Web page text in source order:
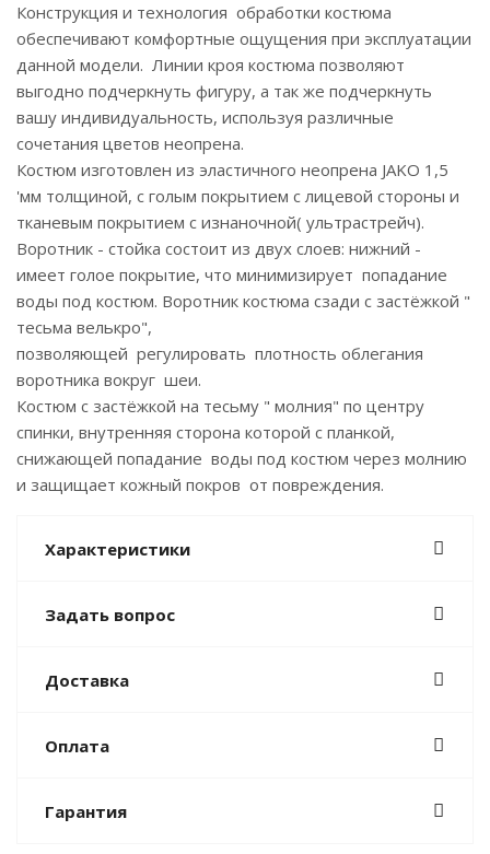
Конструкция и технология обработки костюма
обеспечивают комфортные ощущения при эксплуатации
данной модели. Линии кроя костюма позволяют
выгодно подчеркнуть фигуру, а так же подчеркнуть
вашу индивидуальность, используя различные
сочетания цветов неопрена.
Костюм изготовлен из эластичного неопрена JAKO 1,5
'мм толщиной, с голым покрытием с лицевой стороны и
тканевым покрытием с изнаночной( ультрастрейч).
Воротник - стойка состоит из двух слоев: нижний -
имеет голое покрытие, что минимизирует попадание
воды под костюм. Воротник костюма сзади с застёжкой "
тесьма велькро",
позволяющей регулировать плотность облегания
воротника вокруг шеи.
Костюм с застёжкой на тесьму " молния" по центру
спинки, внутренняя сторона которой с планкой,
снижающей попадание воды под костюм через молнию
и защищает кожный покров от повреждения.
Характеристики
Задать вопрос
Доставка
Оплата
Гарантия